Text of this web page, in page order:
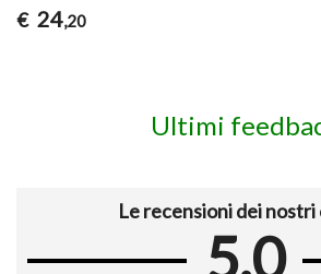
€ 24,20
Ultimi
Le recensioni dei
5.0